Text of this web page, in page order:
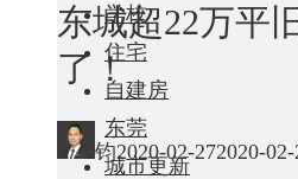
学校
住宅
自建房
东莞
城市更新
东城超22万平
了！
钧2020-02-272020-